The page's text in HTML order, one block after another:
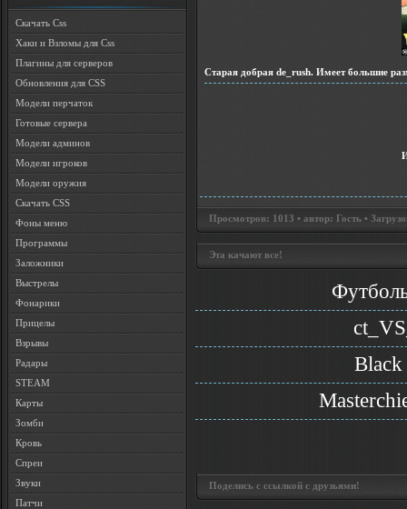
Скачать Css
Хаки и Взломы для Css
Плагины для серверов
Обновления для CSS
Модели перчаток
Готовые сервера
Модели админов
Модели игроков
Модели оружия
Скачать CSS
Фоны меню
Программы
Заложники
Выстрелы
Фонарики
Прицелы
Взрывы
Радары
STEAM
Карты
Зомби
Кровь
Спреи
Звуки
Патчи
Старая добрая de_rush. Имеет большие
Просмотров: 1013 • автор: Гость •
Эта качают все!
Поделись с ссылкой с друзьями!